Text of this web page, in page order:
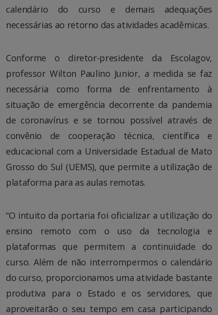
calendário do curso e demais adequações
necessárias ao retorno das atividades acadêmicas.
Conforme o diretor-presidente da Escolagov,
professor Wilton Paulino Junior, a medida se faz
necessária como forma de enfrentamento à
situação de emergência decorrente da pandemia
de coronavírus e se tornou possível através de
convênio de cooperação técnica, científica e
educacional com a Universidade Estadual de Mato
Grosso do Sul (UEMS), que permite a utilização de
plataforma para as aulas remotas.
“O intuito da portaria foi oficializar a utilização do
ensino remoto com o uso da tecnologia e
plataformas que permitem a continuidade do
curso. Além de não interrompermos o calendário
do curso, proporcionamos uma atividade bastante
produtiva para o Estado e os servidores, que
aproveitarão o seu tempo em casa participando